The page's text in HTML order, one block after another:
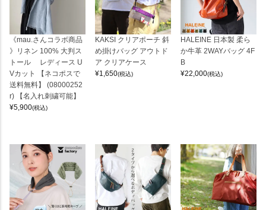
《mau.さんコラボ商品
》リネン 100% 大判ス
トール レディース U
Vカット 【ネコポスで
送料無料】 (08000252
r) 【名入れ刺繍可能】
¥5,900(税込)
KAKSI クリアポーチ 斜
め掛けバッグ アウトド
ア クリアケース
¥1,650(税込)
HALEINE 日本製 柔ら
か牛革 2WAYバッグ 4F
B
¥22,000(税込)